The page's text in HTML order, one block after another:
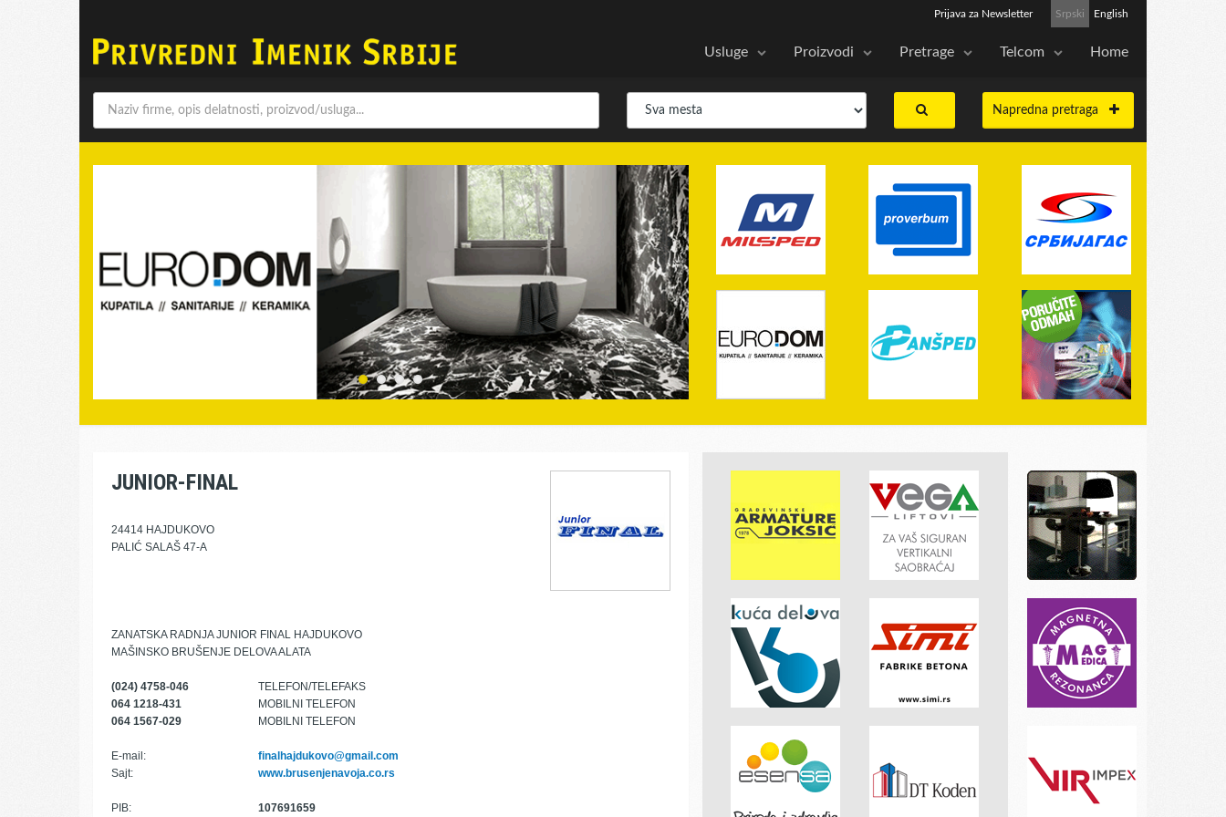
Srpski English
Prijava za Newsletter
Usluge Proizvodi Pretrage Telcom Home
Napredna pretraga
JUNIOR-FINAL
24414 HAJDUKOVO
PALIĆ SALAŠ 47-A
ZANATSKA RADNJA JUNIOR FINAL HAJDUKOVO
MAŠINSKO BRUŠENJE DELOVA ALATA
(024) 4758-046
TELEFON/TELEFAKS
064 1218-431
MOBILNI TELEFON
064 1567-029
MOBILNI TELEFON
E-mail:
finalhajdukovo@gmail.com
Sajt:
www.brusenjenavoja.co.rs
PIB: 107691659